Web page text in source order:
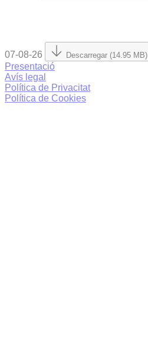
07-08-26 Descarregar (14.95 MB)
Presentació
Avís legal
Política de Privacitat
Política de Cookies